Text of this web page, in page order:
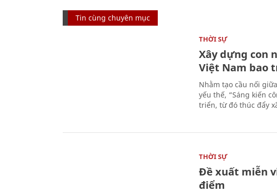
Tin cùng chuyên mục
THỜI SỰ
Xây dựng con
Việt Nam bao
Nhằm tạo cầu nối
yếu thế, “Sáng kiến
triển, từ đó thúc đẩy
THỜI SỰ
Đề xuất miễn
điểm